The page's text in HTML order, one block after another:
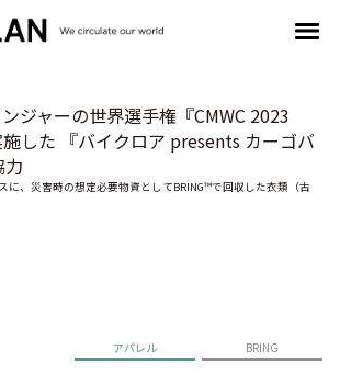
ジャーの世界選手権『CMWC 2023
した 『バイクロア presents カーゴバ
力
、災害時の想定必要物資としてBRING™で回収した衣類（古
アパレル BRING